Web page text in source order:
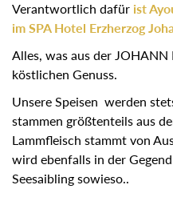
Verantwortlich dafürist
im SPA Hotel Erzherzog
Alles, was aus der
köstlichen Genuss.
Unsere Speisen werden
Zutaten stammen
und Lammfleisch stammt
Schafskäse wird ebenfalls
der Seesaibling sowieso..